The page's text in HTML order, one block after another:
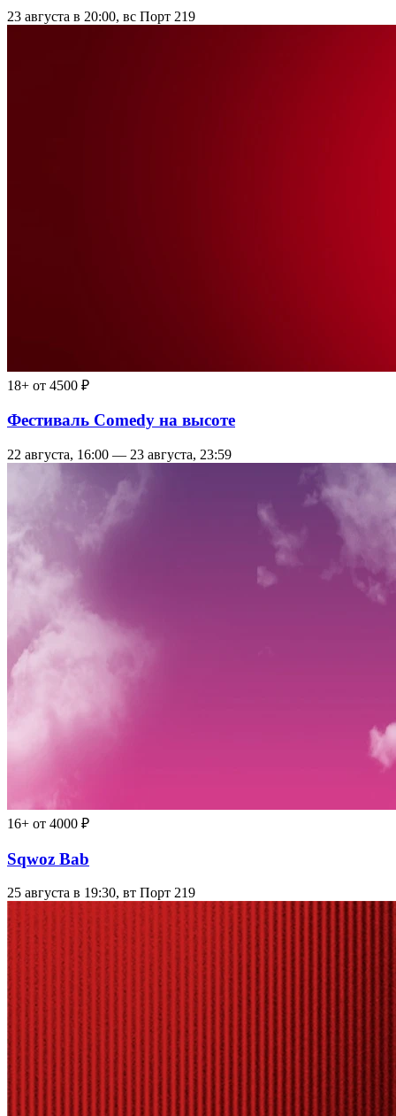
23 августа в 20:00, вс Порт 219
18+ от 4500 ₽
Фестиваль Comedy на высоте
22 августа, 16:00 — 23 августа, 23:59
16+ от 4000 ₽
Sqwoz Bab
25 августа в 19:30, вт Порт 219